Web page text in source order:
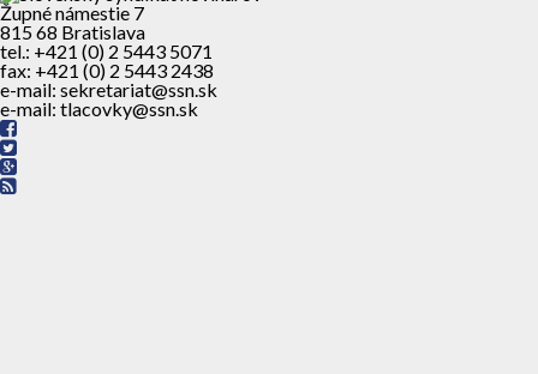
Župné námestie 7
815 68 Bratislava
tel.: +421 (0) 2 5443 5071
fax: +421 (0) 2 5443 2438
e-mail: sekretariat@ssn.sk
e-mail: tlacovky@ssn.sk